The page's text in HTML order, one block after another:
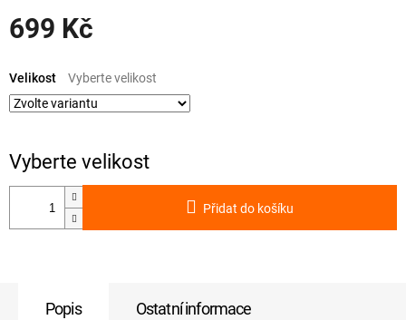
699 Kč
cena:
Velikost
Přidat do košíku
Popis Ostatní informace